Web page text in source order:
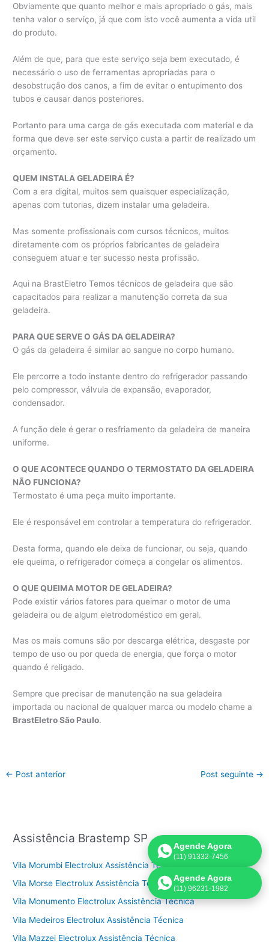
Obviamente que quanto melhor e mais apropriado o gás, mais
tenha valor o serviço, já que com isto você aumenta a vida util
do produto.
Além de que, para que este serviço seja bem executado, é
necessário o uso de ferramentas apropriadas para o
desobstrução dos canos, a fim de evitar o entupimento dos
tubos e causar danos posteriores.
Portanto para uma carga de gás executada com material e da
forma que deve ser este serviço custa a partir de realizado um
orçamento.
QUEM INSTALA GELADEIRA É?
Com a era digital, muitos sem quaisquer especialização,
apenas com tutorias, dizem instalar uma geladeira.
Mas somente profissionais com cursos técnicos, muitos
diretamente com os próprios fabricantes de geladeira
conseguem atuar e ter sucesso nesta profissão.
Aqui na BrastEletro Temos técnicos de geladeira que são
capacitados para realizar a manutenção correta da sua
geladeira.
PARA QUE SERVE O GÁS DA GELADEIRA?
O gás da geladeira é similar ao sangue no corpo humano.
Ele percorre a todo instante dentro do refrigerador passando
pelo compressor, válvula de expansão, evaporador,
condensador.
A função dele é gerar o resfriamento da geladeira de maneira
uniforme.
O QUE ACONTECE QUANDO O TERMOSTATO DA GELADEIRA
NÃO FUNCIONA?
Termostato é uma peça muito importante.
Ele é responsável em controlar a temperatura do refrigerador.
Desta forma, quando ele deixa de funcionar, ou seja, quando
ele queima, o refrigerador começa a congelar os alimentos.
O QUE QUEIMA MOTOR DE GELADEIRA?
Pode existir vários fatores para queimar o motor de uma
geladeira ou de algum eletrodoméstico em geral.
Mas os mais comuns são por descarga elétrica, desgaste por
tempo de uso ou por queda de energia, que força o motor
quando é religado.
Sempre que precisar de manutenção na sua geladeira
importada ou nacional de qualquer marca ou modelo chame a
BrastEletro São Paulo.
← Post anterior Post seguinte →
Assistência Brastemp SP
Vila Morumbi Electrolux Assistência Técnica
Vila Morse Electrolux Assistência Técnica
Vila Monumento Electrolux Assistência Técnica
Vila Medeiros Electrolux Assistência Técnica
Vila Mazzei Electrolux Assistência Técnica
Agende Agora
(11) 91332-7456
Agende Agora
(11) 96231-1982